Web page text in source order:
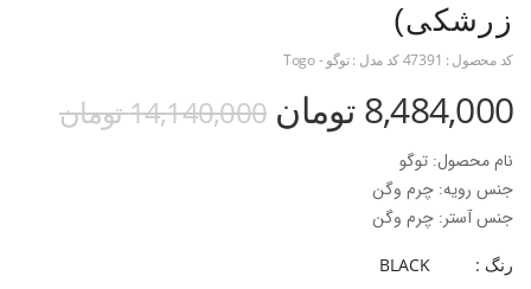
زرشکی)
کد محصول : 47391کد مدل :توگو - Togo
8,484,000 تومان 14,140,000 تومان
نام محصول: توگو
جنس رویه: چرم وگن
جنس آستر: چرم وگن
جنس زیره: پارچه تدی
رنگ : BLACK